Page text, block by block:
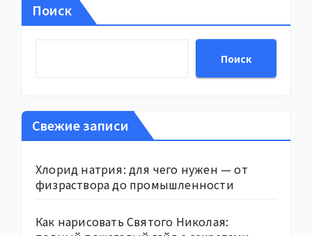
Поиск
Поиск
Свежие записи
Хлорид натрия: для чего нужен — от
физраствора до промышленности
Как нарисовать Святого Николая: